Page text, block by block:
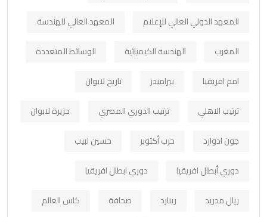
المعهد الدولي العالي للإعلام
المعهد العالي للهندسة
المغرب
الهندسة الكيميائية
الوسائط المتعددة
امم افريقيا
بيراميدز
تاريخ لابوان
ترتيب الاهلي
ترتيب الدوري المصري
جزيرة لابوان
جون ادوارد
حرب أكتوبر
حسين لبيب
دوري أبطال افريقيا
دوري ابطال افريقيا
ريال مدريد
رينارد صحافة
كاس العالم